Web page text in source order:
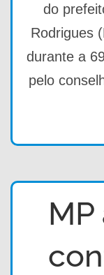
do
Rodrigues
durante a
pelo